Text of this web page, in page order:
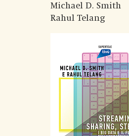
Michael D. Smith
Rahul Telang